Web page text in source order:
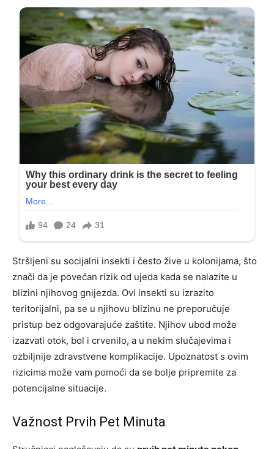
Stršljeni su socijalni insekti i često žive u kolonijama, što
znači da je povećan rizik od ujeda kada se nalazite u
blizini njihovog gnijezda. Ovi insekti su izrazito
teritorijalni, pa se u njihovu blizinu ne preporučuje
pristup bez odgovarajuće zaštite. Njihov ubod može
izazvati otok, bol i crvenilo, a u nekim slučajevima i
ozbiljnije zdravstvene komplikacije. Upoznatost s ovim
rizicima može vam pomoći da se bolje pripremite za
potencijalne situacije.
Važnost Prvih Pet Minuta